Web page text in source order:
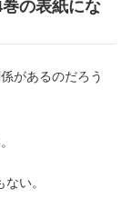
の表紙にな
があるのだろう
い。